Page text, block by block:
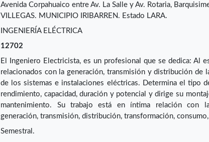
Avenida Corpahuaico entre Av. La Salle y Av. Rotaria,
VILLEGAS. MUNICIPIO IRIBARREN. Estado LARA.
INGENIERÍA ELÉCTRICA
12702
El Ingeniero Electricista, es un profesional que se dedica: Al
relacionados con la generación, transmisión y distribución de
de los sistemas e instalaciones eléctricas. Determina el tipo
rendimiento, capacidad, duración y potencial y dirige su
mantenimiento. Su trabajo está en íntima relación con
generación, transmisión, distribución, transformación,
Semestral.